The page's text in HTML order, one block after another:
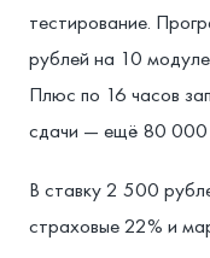
тестирование.
рублей на 10
Плюс по 16 часов
сдачи — ещё 80 000
В ставку 2 500
страховые 22% и